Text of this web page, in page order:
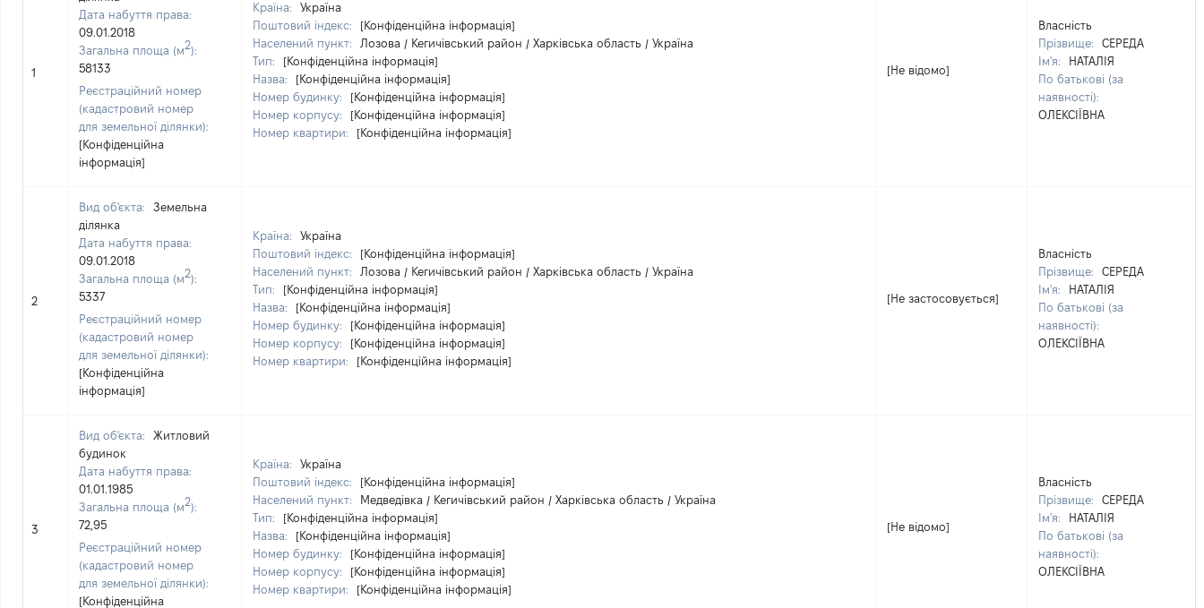
1
Дата набуття права:
09.01.2018
Загальна площа (м2):
58133
Реєстраційний номер
(кадастровий номер
для земельної ділянки):
[Конфіденційна
інформація]
Країна:
Україна
Поштовий індекс:
[Конфіденційна інформація]
Населений пункт:
Лозова / Кегичівський район / Харківська область / Україна
Тип:
[Конфіденційна інформація]
Назва:
[Конфіденційна інформація]
Номер будинку:
[Конфіденційна інформація]
Номер корпусу:
[Конфіденційна інформація]
Номер квартири:
[Конфіденційна інформація]
[Не відомо]
Власність
Прізвище:
СЕРЕДА
Ім'я:
НАТАЛІЯ
По батькові (за
наявності):
ОЛЕКСІЇВНА
2
Вид об'єкта:
Земельна
ділянка
Дата набуття права:
09.01.2018
Загальна площа (м2):
5337
Реєстраційний номер
(кадастровий номер
для земельної ділянки):
[Конфіденційна
інформація]
Країна:
Україна
Поштовий індекс:
[Конфіденційна інформація]
Населений пункт:
Лозова / Кегичівський район / Харківська область / Україна
Тип:
[Конфіденційна інформація]
Назва:
[Конфіденційна інформація]
Номер будинку:
[Конфіденційна інформація]
Номер корпусу:
[Конфіденційна інформація]
Номер квартири:
[Конфіденційна інформація]
[Не застосовується]
Власність
Прізвище:
СЕРЕДА
Ім'я:
НАТАЛІЯ
По батькові (за
наявності):
ОЛЕКСІЇВНА
3
Вид об'єкта:
Житловий
будинок
Дата набуття права:
01.01.1985
Загальна площа (м2):
72,95
Реєстраційний номер
(кадастровий номер
для земельної ділянки):
[Конфіденційна
Країна:
Україна
Поштовий індекс:
[Конфіденційна інформація]
Населений пункт:
Медведівка / Кегичівський район / Харківська область / Україна
Тип:
[Конфіденційна інформація]
Назва:
[Конфіденційна інформація]
Номер будинку:
[Конфіденційна інформація]
Номер корпусу:
[Конфіденційна інформація]
Номер квартири:
[Конфіденційна інформація]
[Не відомо]
Власність
Прізвище:
СЕРЕДА
Ім'я:
НАТАЛІЯ
По батькові (за
наявності):
ОЛЕКСІЇВНА